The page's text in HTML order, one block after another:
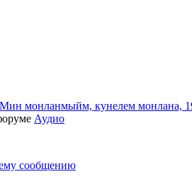
монланмыйм, кунелем монлана,
Аудио